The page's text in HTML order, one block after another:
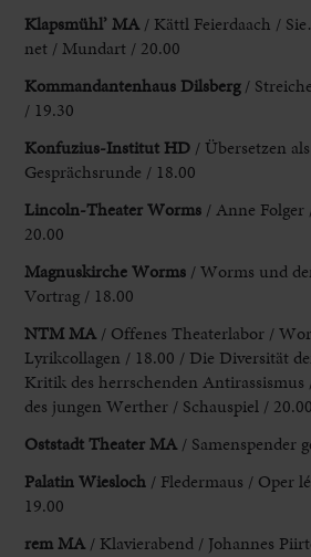
Klapsmühl’ MA / Kättl Feierdaach / Sie
net / Mundart / 20.00
Kommandantenhaus Dilsberg/
/ 19.30
Konfuzius-Institut HD /Übersetzen
Gesprächsrunde / 18.00
Lincoln-Theater Worms / Anne
20.00
MagnuskircheWorms / Worms und
Vortrag / 18.00
NTMMA / Offenes Theaterlabor /
Lyrikcollagen / 18.00 / Die Diversität
Kritik des herrschenden
des jungen Werther / Schauspiel / 20.00
Oststadt Theater MA / Samenspender
Palatin Wiesloch / Fledermaus / Oper
19.00
remMA / Klavierabend / Johannes